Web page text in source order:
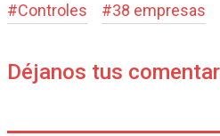
#Controles #38 empresas
Déjanos tus